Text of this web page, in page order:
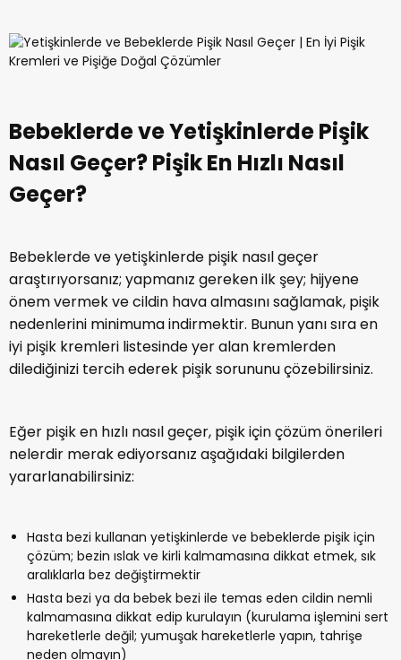
Bebeklerde ve Yetişkinlerde Pişik
Nasıl Geçer? Pişik En Hızlı Nasıl
Geçer?
Bebeklerde ve yetişkinlerde pişik nasıl geçer
araştırıyorsanız; yapmanız gereken ilk şey; hijyene
önem vermek ve cildin hava almasını sağlamak, pişik
nedenlerini minimuma indirmektir. Bunun yanı sıra en
iyi pişik kremleri listesinde yer alan kremlerden
dilediğinizi tercih ederek pişik sorununu çözebilirsiniz.
Eğer pişik en hızlı nasıl geçer, pişik için çözüm önerileri
nelerdir merak ediyorsanız aşağıdaki bilgilerden
yararlanabilirsiniz:
Hasta bezi kullanan yetişkinlerde ve bebeklerde pişik için
çözüm; bezin ıslak ve kirli kalmamasına dikkat etmek, sık
aralıklarla bez değiştirmektir
Hasta bezi ya da bebek bezi ile temas eden cildin nemli
kalmamasına dikkat edip kurulayın (kurulama işlemini sert
hareketlerle değil; yumuşak hareketlerle yapın, tahrişe
neden olmayın)